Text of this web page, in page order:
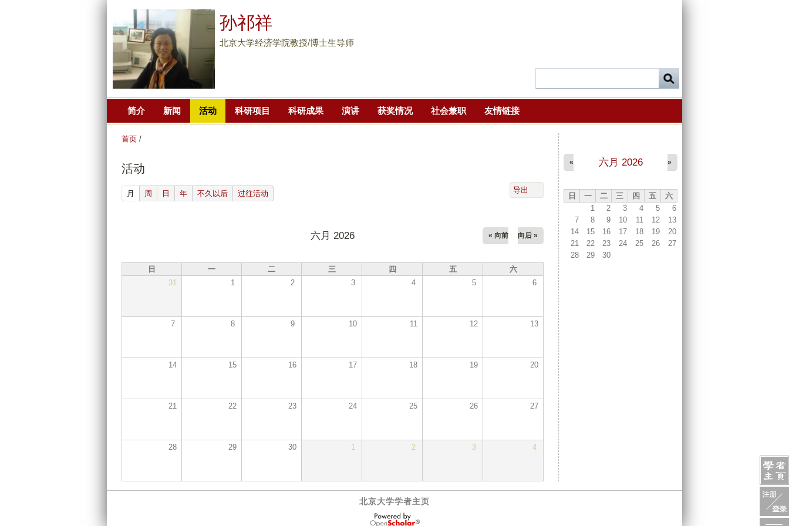
到
主
要
孙祁祥
北京大学经济学院教授/博士生导师
简介 新闻 活动 科研项目 科研成果 演讲 获奖情况 社会兼职 友情链接
首页 /
活动
月 (active tab)
周 日 年 不久以后 过往活动
六月 2026 « 向前 向后 »
导出
日 一 二 三 四 五
六
31
1 2 3 4 5 6
7 8 9 10 11 12 13
14 15 16 17 18 19 20
21 22 23 24 25 26 27
28 29 30 1 2 3 4
六月 2026
« »
日 一 二 三 四 五
六
1
2 3 4 5
6
7
8 9 10 11 12
13
14
15 16 17 18 19
20
21
22 23 24 25 26
27
28
29 30
北京大学学者主页
OpenScholar